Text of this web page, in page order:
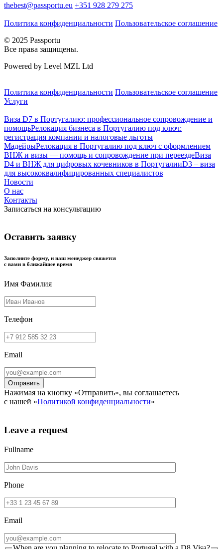
thebest@passportu.eu +351 928 279 275
Политика конфиденциальности Пользовательское соглашение
© 2025 Passportu
Все права защищены.
Powered by Level MZL Ltd
Политика конфиденциальности Пользовательское соглашение
Услуги
Виза D7 в Португалию: профессиональное сопровождение и
помощьРелокация бизнеса в Португалию под ключ:
регистрация компании и налоговые льготы
МадейрыРелокация в Португалию под ключ с оформлением
ВНЖ и визы — помощь и сопровождение при переездеВиза
D4 и ВНЖ для цифровых кочевников в ПортугалииD3 – виза
для высококвалифицированных специалистов
Новости
О нас
Контакты
Записаться на консультацию
Оставить заявку
Заполните форму, и наш менеджер свяжется
с вами в ближайшее время
Имя Фамилия
Телефон
Email
Нажимая на кнопку «Отправить», вы соглашаетесь
с нашей «Политикой конфиденциальности»
Leave a request
Fullname
Phone
Email